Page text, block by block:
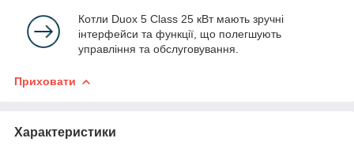
Котли Duox 5 Class 25 кВт мають зручні
інтерфейси та функції, що полегшують
управління та обслуговування.
Приховати
Характеристики